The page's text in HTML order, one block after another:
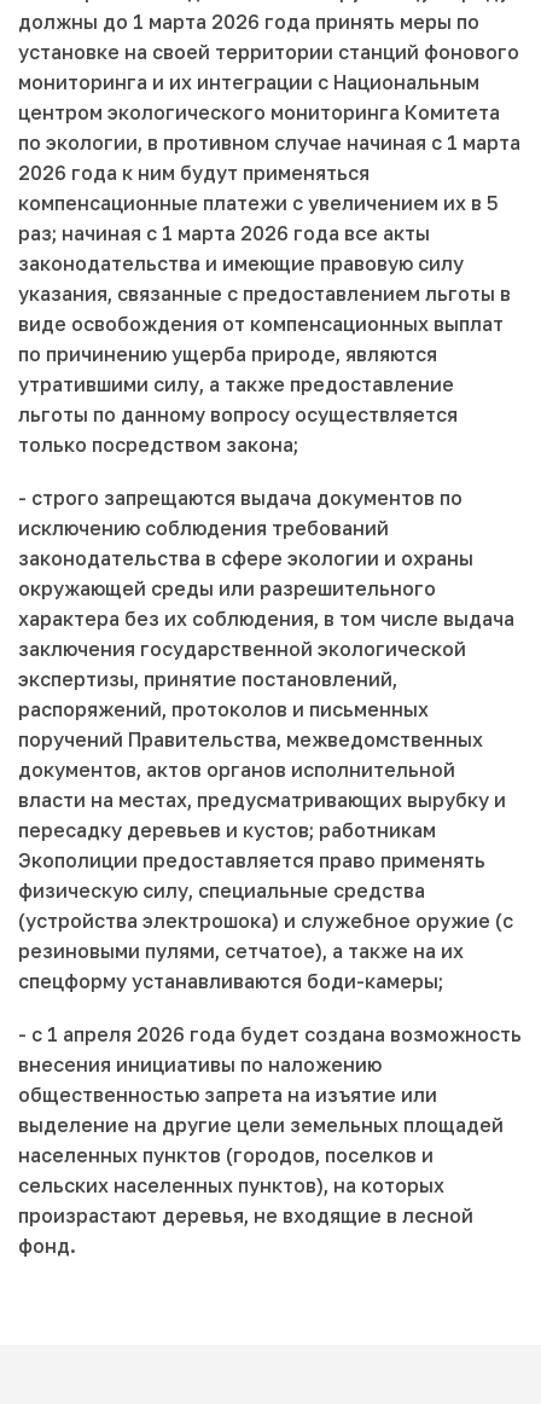
должны до 1 марта 2026 года принять меры по
установке на своей территории станций фонового
мониторинга и их интеграции с Национальным
центром экологического мониторинга Комитета
по экологии, в противном случае начиная с 1 марта
2026 года к ним будут применяться
компенсационные платежи с увеличением их в 5
раз; начиная с 1 марта 2026 года все акты
законодательства и имеющие правовую силу
указания, связанные с предоставлением льготы в
виде освобождения от компенсационных выплат
по причинению ущерба природе, являются
утратившими силу, а также предоставление
льготы по данному вопросу осуществляется
только посредством закона;
- строго запрещаются выдача документов по
исключению соблюдения требований
законодательства в сфере экологии и охраны
окружающей среды или разрешительного
характера без их соблюдения, в том числе выдача
заключения государственной экологической
экспертизы, принятие постановлений,
распоряжений, протоколов и письменных
поручений Правительства, межведомственных
документов, актов органов исполнительной
власти на местах, предусматривающих вырубку и
пересадку деревьев и кустов; работникам
Экополиции предоставляется право применять
физическую силу, специальные средства
(устройства электрошока) и служебное оружие (с
резиновыми пулями, сетчатое), а также на их
спецформу устанавливаются боди-камеры;
- с 1 апреля 2026 года будет создана возможность
внесения инициативы по наложению
общественностью запрета на изъятие или
выделение на другие цели земельных площадей
населенных пунктов (городов, поселков и
сельских населенных пунктов), на которых
произрастают деревья, не входящие в лесной
фонд.